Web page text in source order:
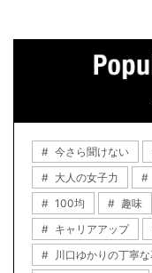
今さら聞けない
大人の女子力
100均
趣味
キャリアアップ
川口ゆかりの丁寧な